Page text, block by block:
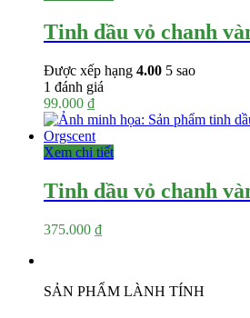
Tinh dầu vỏ chanh
Được xếp hạng 4.00 5 sao
1 đánh giá
99.000 ₫
Xem chi tiết
Tinh dầu vỏ chanh
375.000 ₫
SẢN PHẨM LÀNH TÍNH